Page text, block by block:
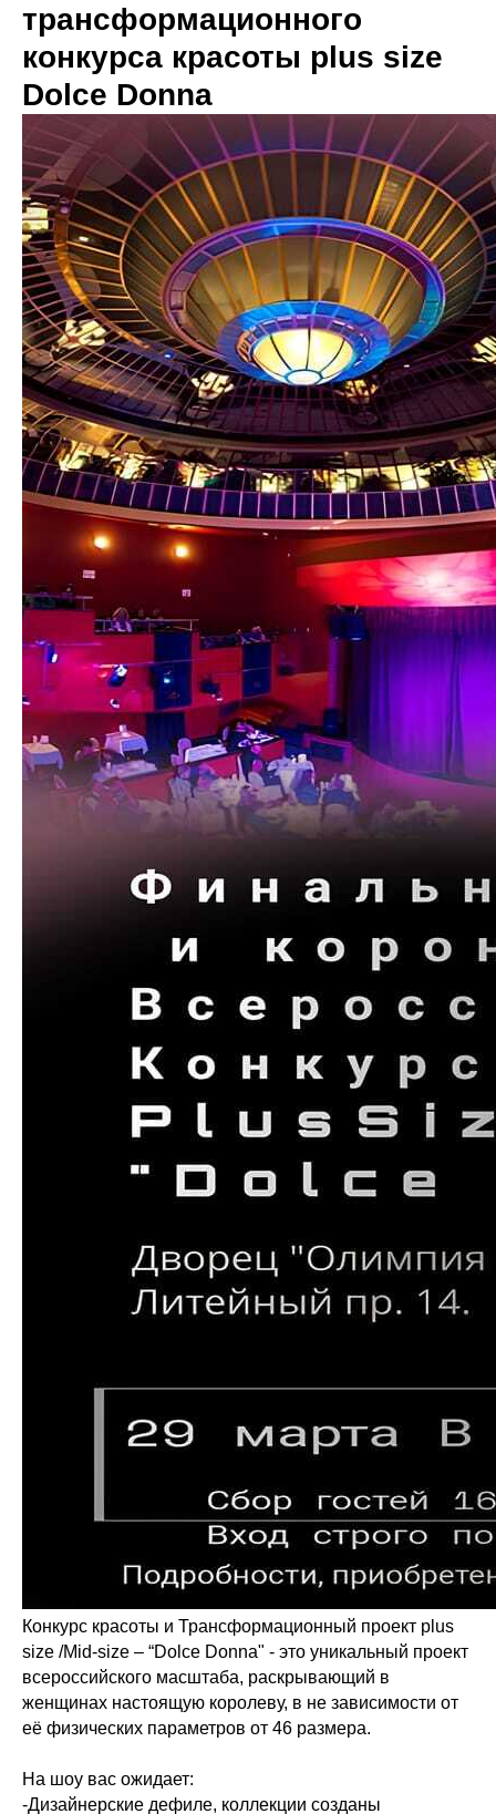
трансформационного
конкурса красоты plus size
Dolce Donna
Конкурс красоты и Трансформационный проект plus
size /Mid-size – “Dolce Donna" - это уникальный проект
всероссийского масштаба, раскрывающий в
женщинах настоящую королеву, в не зависимости от
её физических параметров от 46 размера.
На шоу вас ожидает:
-Дизайнерские дефиле, коллекции созданы